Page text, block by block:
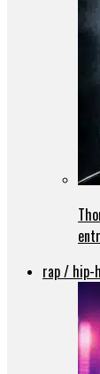
rap / hip-